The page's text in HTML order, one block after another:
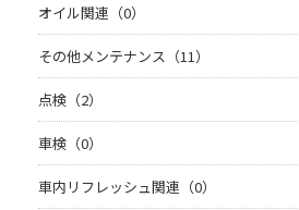
オイル関連（0）
その他メンテナンス（11）
点検（2）
車検（0）
車内リフレッシュ関連（0）